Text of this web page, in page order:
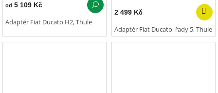
od 5 109 Kč
Adaptér Fiat Ducato H2, Thule
2 499 Kč
Adaptér Fiat Ducato, řady 5, Thule